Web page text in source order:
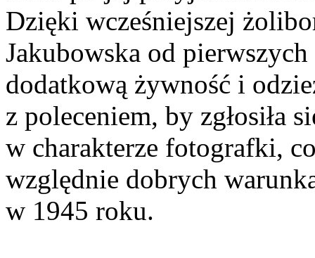
Dzięki wcześniejszej
Jakubowska od
dodatkową żywność i
z poleceniem, by zgłosiła
w charakterze fotografki,
względnie dobrych
w 1945 roku.